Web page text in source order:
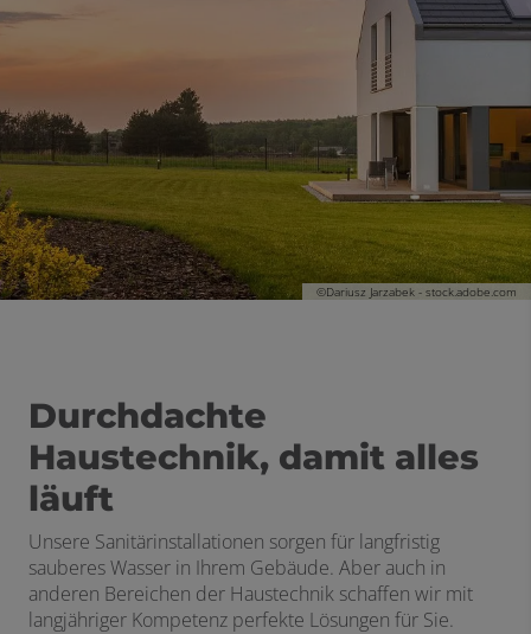
©Dariusz Jarzabek - stock.adobe.com
Durchdachte
Haustechnik, damit alles
läuft
Unsere Sanitärinstallationen sorgen für langfristig
sauberes Wasser in Ihrem Gebäude. Aber auch in
anderen Bereichen der Haustechnik schaffen wir mit
langjähriger Kompetenz perfekte Lösungen für Sie.